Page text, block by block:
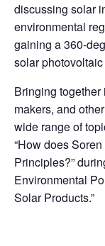
discussing solar
environmental
gaining a 360-
solar photovoltaic
Bringing
makers, and
wide range of
“How does
Principles?”
Environmental
Solar Products.”